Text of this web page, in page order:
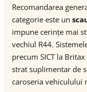
Recomandarea
categorie este un
impune cerințe mai
vechiul R44.
precum SICT la
strat suplimentar de
caroseria vehiculului